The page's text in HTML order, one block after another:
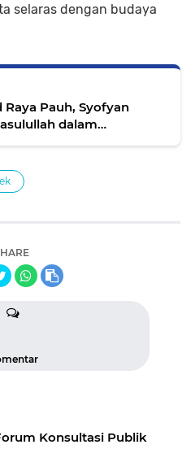
selaras dengan budaya
Pauh, Syofyan
dalam
Konsultasi Publik